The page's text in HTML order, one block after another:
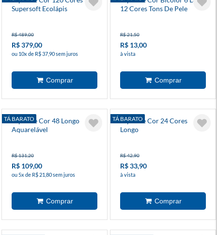
Supersoft Ecolápis
R$ 489,00
R$ 379,00
ou 10x de R$ 37,90 sem juros
12 Cores Tons De Pele
R$ 21,50
R$ 13,00
à vista
TÁ BARATO
Lápis De Cor 48 Longo
Aquarelável
R$ 131,20
R$ 109,00
ou 5x de R$ 21,80 sem juros
TÁ BARATO
Lápis De Cor 24 Cores
Longo
R$ 42,90
R$ 33,90
à vista